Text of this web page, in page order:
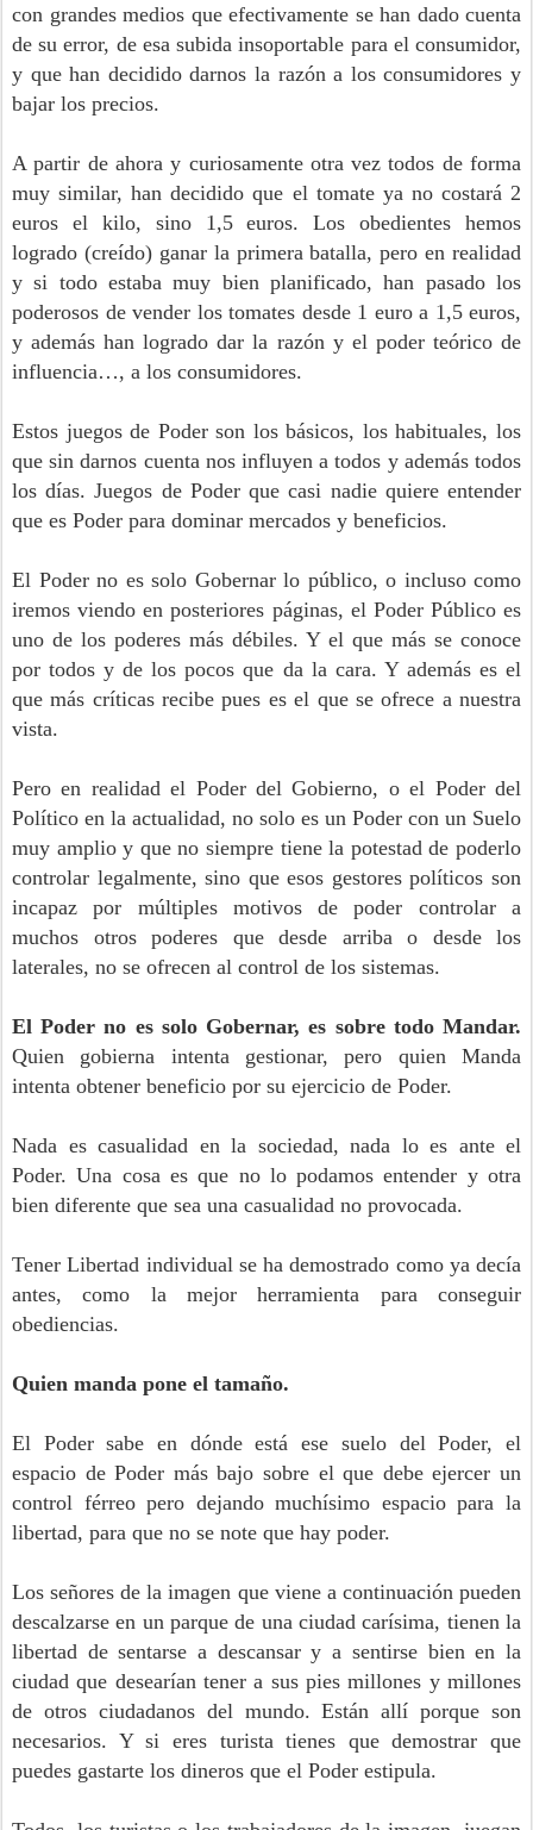
con grandes medios que efectivamente se han dado cuenta
de su error, de esa subida insoportable para el consumidor,
y que han decidido darnos la razón a los consumidores y
bajar los precios.
A partir de ahora y curiosamente otra vez todos de forma
muy similar, han decidido que el tomate ya no costará 2
euros el kilo, sino 1,5 euros. Los obedientes hemos
logrado (creído) ganar la primera batalla, pero en realidad
y si todo estaba muy bien planificado, han pasado los
poderosos de vender los tomates desde 1 euro a 1,5 euros,
y además han logrado dar la razón y el poder teórico de
influencia…, a los consumidores.
Estos juegos de Poder son los básicos, los habituales, los
que sin darnos cuenta nos influyen a todos y además todos
los días. Juegos de Poder que casi nadie quiere entender
que es Poder para dominar mercados y beneficios.
El Poder no es solo Gobernar lo público, o incluso como
iremos viendo en posteriores páginas, el Poder Público es
uno de los poderes más débiles. Y el que más se conoce
por todos y de los pocos que da la cara. Y además es el
que más críticas recibe pues es el que se ofrece a nuestra
vista.
Pero en realidad el Poder del Gobierno, o el Poder del
Político en la actualidad, no solo es un Poder con un Suelo
muy amplio y que no siempre tiene la potestad de poderlo
controlar legalmente, sino que esos gestores políticos son
incapaz por múltiples motivos de poder controlar a
muchos otros poderes que desde arriba o desde los
laterales, no se ofrecen al control de los sistemas.
El Poder no es solo Gobernar, es sobre todo Mandar.
Quien gobierna intenta gestionar, pero quien Manda
intenta obtener beneficio por su ejercicio de Poder.
Nada es casualidad en la sociedad, nada lo es ante el
Poder. Una cosa es que no lo podamos entender y otra
bien diferente que sea una casualidad no provocada.
Tener Libertad individual se ha demostrado como ya decía
antes, como la mejor herramienta para conseguir
obediencias.
Quien manda pone el tamaño.
El Poder sabe en dónde está ese suelo del Poder, el
espacio de Poder más bajo sobre el que debe ejercer un
control férreo pero dejando muchísimo espacio para la
libertad, para que no se note que hay poder.
Los señores de la imagen que viene a continuación pueden
descalzarse en un parque de una ciudad carísima, tienen la
libertad de sentarse a descansar y a sentirse bien en la
ciudad que desearían tener a sus pies millones y millones
de otros ciudadanos del mundo. Están allí porque son
necesarios. Y si eres turista tienes que demostrar que
puedes gastarte los dineros que el Poder estipula.